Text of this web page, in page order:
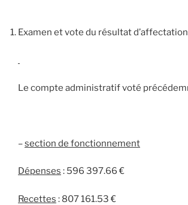
Examen et vote du résultat d’affectation
Le compte administratif voté
–section de fonctionnement
Dépenses : 596 397.66 €
Recettes : 807 161.53 €